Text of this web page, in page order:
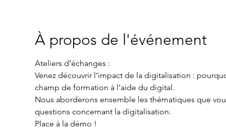
À propos de l'événement
Venez découvrir l’impact de la digitalisation :
Nous aborderons ensemble les thématiques que